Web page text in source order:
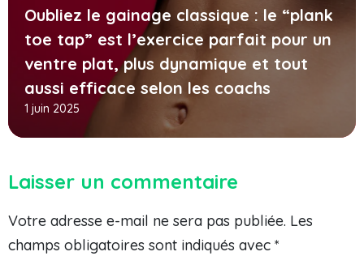
Oubliez le gainage classique : le “plank
toe tap” est l’exercice parfait pour un
ventre plat, plus dynamique et tout
aussi efficace selon les coachs
1 juin 2025
Laisser un commentaire
Votre adresse e-mail ne sera pas publiée. Les
champs obligatoires sont indiqués avec *